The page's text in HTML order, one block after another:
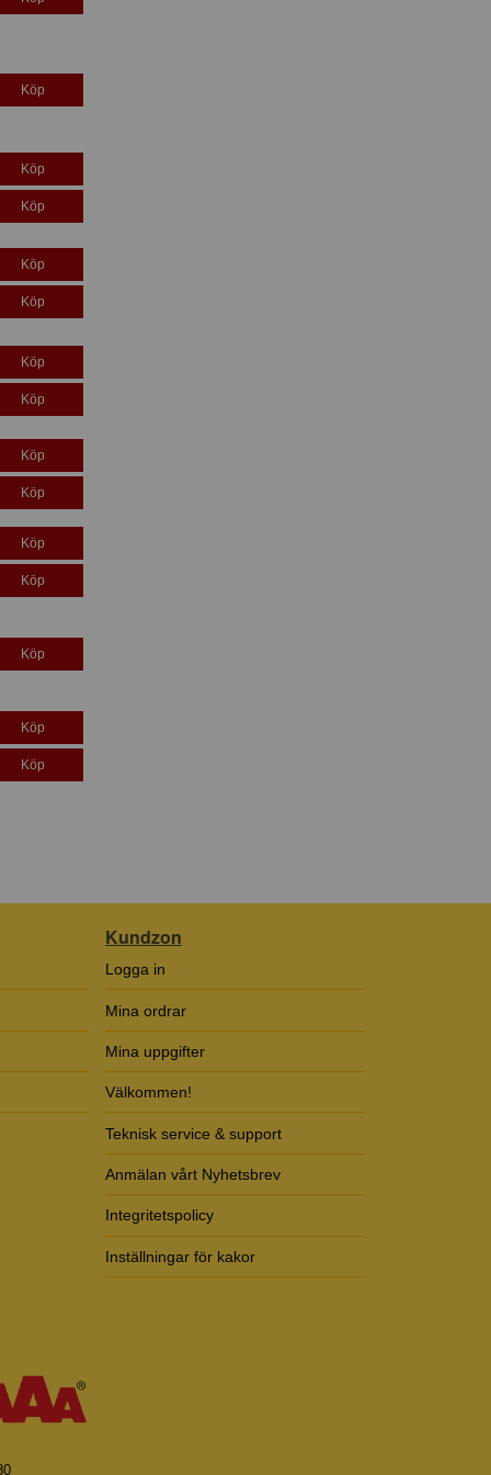
Köp
Köp
Köp
Köp
Köp
Köp
Köp
Köp
Köp
Köp
Köp
Köp
Köp
Köp
Kundzon
Logga in
Mina ordrar
Mina uppgifter
Välkommen!
Teknisk service & support
Anmälan vårt Nyhetsbrev
Integritetspolicy
Inställningar för kakor